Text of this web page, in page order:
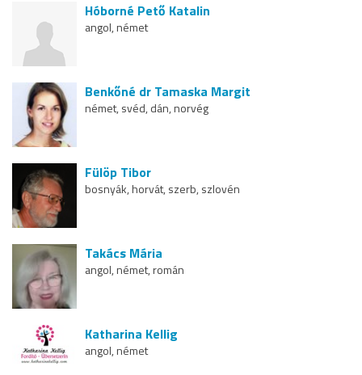
Hóborné Pető Katalin
angol, német
Benkőné dr Tamaska Margit
német, svéd, dán, norvég
Fülöp Tibor
bosnyák, horvát, szerb, szlovén
Takács Mária
angol, német, román
Katharina Kellig
angol, német